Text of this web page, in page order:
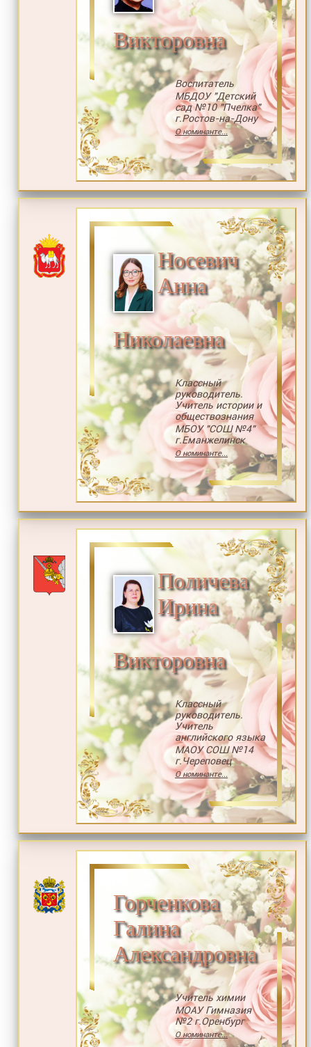
Викторовна
Воспитатель
МБДОУ "Детский
сад №10 "Пчелка"
г.Ростов-на-Дону
О номинанте...
Носевич
Анна
Николаевна
Классный
руководитель.
Учитель истории и
обществознания
МБОУ "СОШ №4"
г.Еманжелинск
О номинанте...
Поличева
Ирина
Викторовна
Классный
руководитель.
Учитель
английского языка
МАОУ СОШ №14
г.Череповец
О номинанте...
Горченкова
Галина
Александровна
Учитель химии
МОАУ Гимназия
№2 г.Оренбург
О номинанте...